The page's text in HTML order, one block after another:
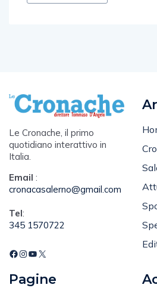
Le Cronache, il primo
quotidiano interattivo in
Italia.
Email :
cronacasalerno@gmail.com
Tel:
345 1570722
Pagine